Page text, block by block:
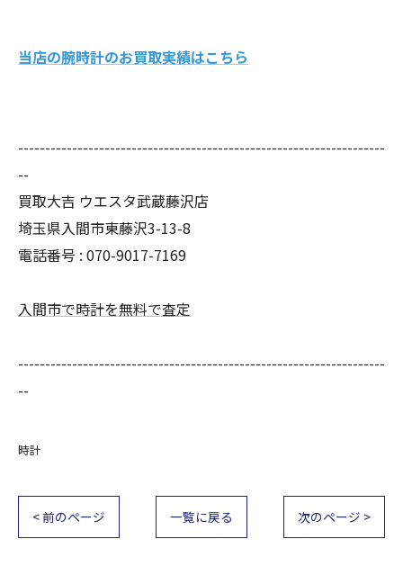
当店の腕時計のお買取実績はこちら
--------------------------------------------------------------------
--
買取大吉 ウエスタ武蔵藤沢店
埼玉県入間市東藤沢3-13-8
電話番号 : 070-9017-7169
入間市で時計を無料で査定
--------------------------------------------------------------------
--
時計
< 前のページ 一覧に戻る 次のページ >